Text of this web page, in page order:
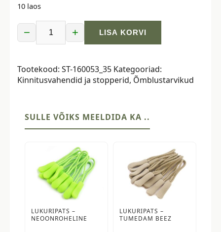
10 laos
−
20x20
mm
hall
+ LISA KORVI
Tootekood: ST-160053_35 Kategooriad:
Kinnitusvahendid ja stopperid, Õmblustarvikud
SULLE VÕIKS MEELDIDA KA ..
LUKURIPATS –
NEOONROHELINE
LUKURIPATS –
TUMEDAM BEEZ